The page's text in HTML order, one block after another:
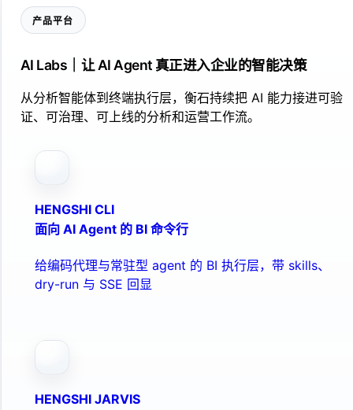
产品平台
AI Labs｜让 AI Agent 真正进入企业的智能决策
从分析智能体到终端执行层，衡石持续把 AI 能力接进可验
证、可治理、可上线的分析和运营工作流。
HENGSHI CLI
面向 AI Agent 的 BI 命令行
给编码代理与常驻型 agent 的 BI 执行层，带 skills、
dry-run 与 SSE 回显
HENGSHI JARVIS